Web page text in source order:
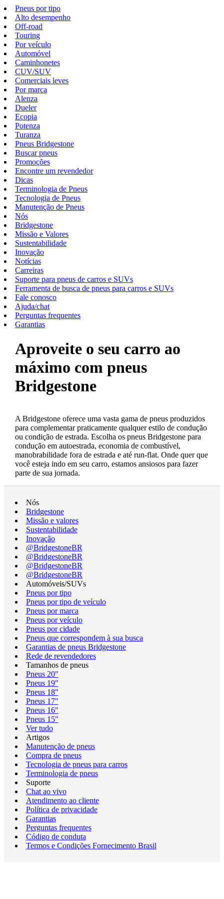
Pneus por tipo
Alto desempenho
Off-road
Touring
Por veículo
Automóvel
Caminhonetes
CUV/SUV
Comerciais leves
Por marca
Alenza
Dueler
Ecopia
Potenza
Turanza
Pneus Bridgestone
Buscar pneus
Promoções
Encontre um revendedor
Dicas
Terminologia de Pneus
Tecnologia de Pneus
Manutenção de Pneus
Nós
Bridgestone
Missão e Valores
Sustentabilidade
Inovação
Notícias
Carreiras
Suporte para pneus de carros e SUVs
Ferramenta de busca de pneus para carros e SUVs
Fale conosco
Ajuda/chat
Perguntas frequentes
Garantias
Aproveite o seu carro ao
máximo com pneus
Bridgestone
A Bridgestone oferece uma vasta gama de pneus produzidos
para complementar praticamente qualquer estilo de condução
ou condição de estrada. Escolha os pneus Bridgestone para
condução em autoestrada, economia de combustível,
manobrabilidade fora de estrada e até run-flat. Onde quer que
você esteja indo em seu carro, estamos ansiosos para fazer
parte de sua jornada.
Nós
Bridgestone
Missão e valores
Sustentabilidade
Inovação
@BridgestoneBR
@BridgestoneBR
@BridgestoneBR
@BridgestoneBR
Automóveis/SUVs
Pneus por tipo
Pneus por tipo de veículo
Pneus por marca
Pneus por veículo
Pneus por cidade
Pneus que correspondem à sua busca
Garantias de pneus Bridgestone
Rede de revendedores
Tamanhos de pneus
Pneus 20"
Pneus 19"
Pneus 18"
Pneus 17"
Pneus 16"
Pneus 15"
Ver tudo
Artigos
Manutenção de pneus
Compra de pneus
Tecnologia de pneus para carros
Terminologia de pneus
Suporte
Chat ao vivo
Atendimento ao cliente
Política de privacidade
Garantias
Perguntas frequentes
Código de conduta
Termos e Condições Fornecimento Brasil